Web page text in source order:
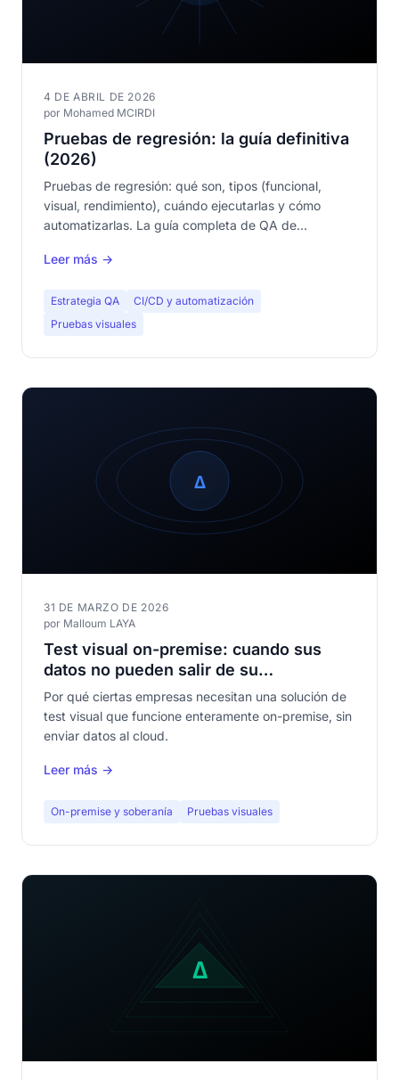
4 DE ABRIL DE 2026
por Mohamed MCIRDI
Pruebas de regresión: la guía definitiva
(2026)
Pruebas de regresión: qué son, tipos (funcional,
visual, rendimiento), cuándo ejecutarlas y cómo
automatizarlas. La guía completa de QA de
Leer más →
Estrategia QA
CI/CD y automatización
Pruebas visuales
31 DE MARZO DE 2026
por Malloum LAYA
Test visual on-premise: cuando sus
datos no pueden salir de su
infraestructura
Por qué ciertas empresas necesitan una solución de
test visual que funcione enteramente on-premise, sin
enviar datos al cloud.
Leer más →
On-premise y soberanía Pruebas visuales